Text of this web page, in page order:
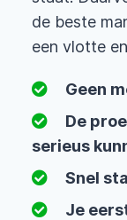
de beste
een vlotte
Geen
De
serieus
Snel
Je